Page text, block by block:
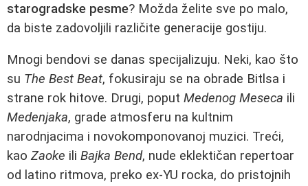
starogradske pesme? Možda želite sve po malo,
da biste zadovoljili različite generacije gostiju.
Mnogi bendovi se danas specijalizuju. Neki, kao što
su The Best Beat, fokusiraju se na obrade Bitlsa i
strane rok hitove. Drugi, poput Medenog Meseca ili
Medenjaka, grade atmosferu na kultnim
narodnjacima i novokomponovanoj muzici. Treći,
kao Zaoke ili Bajka Bend, nude eklektičan repertoar
od latino ritmova, preko ex-YU rocka, do pristojnih